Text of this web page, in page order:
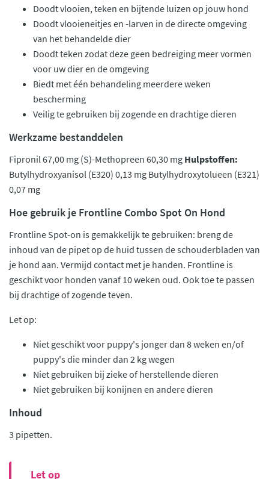
Doodt vlooien, teken en bijtende luizen op jouw hond
Doodt vlooieneitjes en -larven in de directe omgeving
van het behandelde dier
Doodt teken zodat deze geen bedreiging meer vormen
voor uw dier en de omgeving
Biedt met één behandeling meerdere weken
bescherming
Veilig te gebruiken bij zogende en drachtige dieren
Werkzame bestanddelen
Fipronil 67,00 mg (S)-Methopreen 60,30 mg Hulpstoffen:
Butylhydroxyanisol (E320) 0,13 mg Butylhydroxytolueen (E321)
0,07 mg
Hoe gebruik je Frontline Combo Spot On Hond
Frontline Spot-on is gemakkelijk te gebruiken: breng de
inhoud van de pipet op de huid tussen de schouderbladen van
je hond aan. Vermijd contact met je handen. Frontline is
geschikt voor honden vanaf 10 weken oud. Ook toe te passen
bij drachtige of zogende teven.
Let op:
Niet geschikt voor puppy's jonger dan 8 weken en/of
puppy's die minder dan 2 kg wegen
Niet gebruiken bij zieke of herstellende dieren
Niet gebruiken bij konijnen en andere dieren
Inhoud
3 pipetten.
Let op